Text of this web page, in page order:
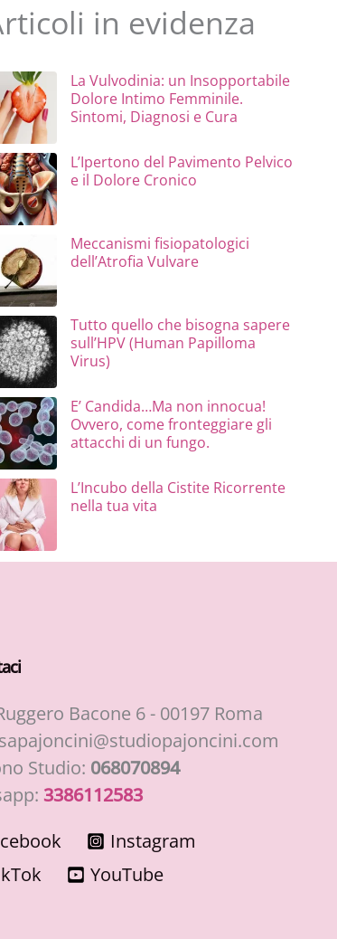
in evidenza
La Vulvodinia: un Insopportabile
Dolore Intimo Femminile.
Sintomi, Diagnosi e Cura
L’Ipertono del Pavimento Pelvico
e il Dolore Cronico
Meccanismi fisiopatologici
dell’Atrofia Vulvare
Tutto quello che bisogna sapere
sull’HPV (Human Papilloma
Virus)
E’ Candida…Ma non innocua!
Ovvero, come fronteggiare gli
attacchi di un fungo.
L’Incubo della Cistite Ricorrente
nella tua vita
Bacone 6 - 00197 Roma
Studio: 068070894
3386112583
Instagram
YouTube